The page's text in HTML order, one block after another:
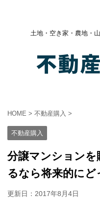
土地・空き家・農地・
HOME > 不動産購入 >
不動産購入
分譲マンションを
るなら将来的にど
更新日： 2017年8月4日